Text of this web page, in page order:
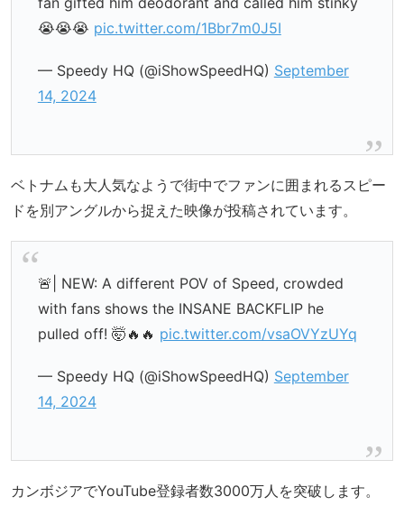
😭😭😭 pic.twitter.com/1Bbr7m0J5I
— Speedy HQ (@iShowSpeedHQ) September
14, 2024
ベトナムも大人気なようで街中でファンに囲まれるスピー
ドを別アングルから捉えた映像が投稿されています。
🚨| NEW: A different POV of Speed, crowded
with fans shows the INSANE BACKFLIP he
pulled off! 🤯🔥🔥 pic.twitter.com/vsaOVYzUYq
— Speedy HQ (@iShowSpeedHQ) September
14, 2024
カンボジアでYouTube登録者数3000万人を突破します。